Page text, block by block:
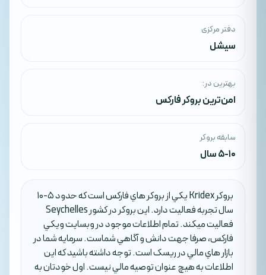
دفتر مرکزی
سیشل
بهترین در:
امن‌ترین بروکر فارکس
سابقه بروکر
5-10 سال
بروکر Kridex يکي از بروکر هاي فارکس است که حدود 5-10
سال تجربه فعاليت دارد. اين بروکر در کشور Seychelles
فعاليت ميکند. تمام اطلاعات موجود در وبسايت ويکي
فارکس، صرفا جهت دانش و آگاهي شماست. سرمايه شما در
بازار هاي مالي در ريسک است. توجه داشته باشيد که اين
اطلاعات به هيچ عنوان توصيه مالي نيست. اول خودتان به